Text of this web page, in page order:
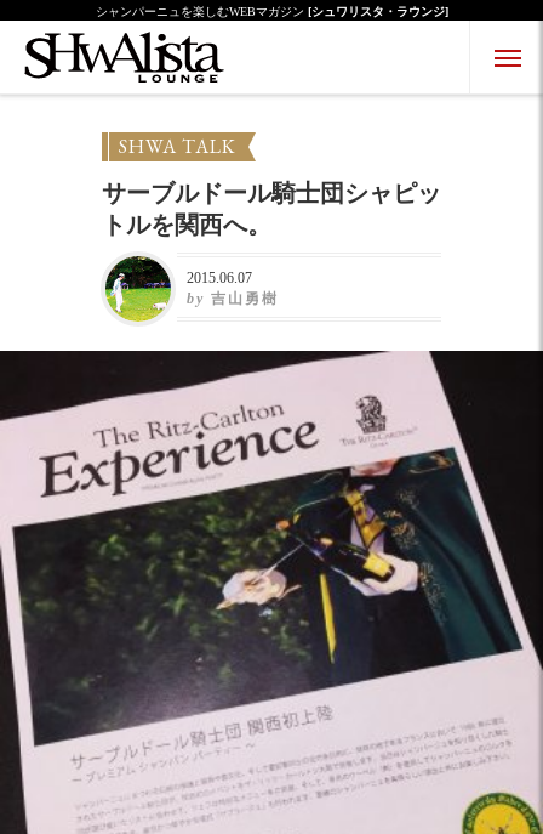
シャンパーニュを楽しむWEBマガジン [シュワリスタ・ラウンジ]
FacebookTwitter Instagram
SHWA TALK
サーブルドール騎士団シャピッ
トルを関西へ。
2015.06.07
by 吉山勇樹